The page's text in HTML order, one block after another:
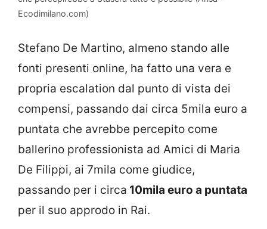
Ecodimilano.com)
Stefano De Martino, almeno stando alle
fonti presenti online, ha fatto una vera e
propria escalation dal punto di vista dei
compensi, passando dai circa 5mila euro a
puntata che avrebbe percepito come
ballerino professionista ad Amici di Maria
De Filippi, ai 7mila come giudice,
passando per i circa 10mila euro a puntata
per il suo approdo in Rai.